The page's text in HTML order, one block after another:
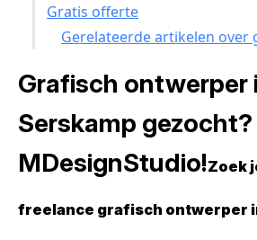
Gratis offerte
Gerelateerde artikelen over
Grafisch ontwerper
Serskamp
MDesignStudio!Zoek
freelance grafisch ontwerper